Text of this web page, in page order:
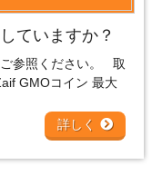
ていますか？
参照ください。 取
GMOコイン 最大
詳しく